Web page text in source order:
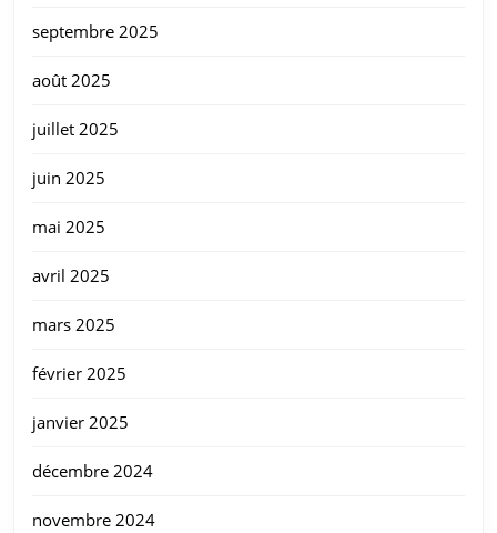
septembre 2025
août 2025
juillet 2025
juin 2025
mai 2025
avril 2025
mars 2025
février 2025
janvier 2025
décembre 2024
novembre 2024